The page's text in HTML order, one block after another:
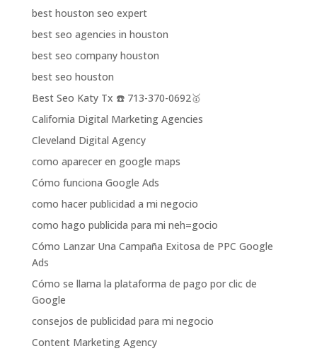
best houston seo expert
best seo agencies in houston
best seo company houston
best seo houston
Best Seo Katy Tx ☎️ 713-370-0692🥇
California Digital Marketing Agencies
Cleveland Digital Agency
como aparecer en google maps
Cómo funciona Google Ads
como hacer publicidad a mi negocio
como hago publicida para mi neh=gocio
Cómo Lanzar Una Campaña Exitosa de PPC Google
Ads
Cómo se llama la plataforma de pago por clic de
Google
consejos de publicidad para mi negocio
Content Marketing Agency